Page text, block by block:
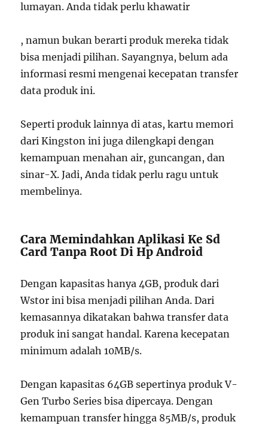
lumayan. Anda tidak perlu khawatir
, namun bukan berarti produk mereka tidak
bisa menjadi pilihan. Sayangnya, belum ada
informasi resmi mengenai kecepatan transfer
data produk ini.
Seperti produk lainnya di atas, kartu memori
dari Kingston ini juga dilengkapi dengan
kemampuan menahan air, guncangan, dan
sinar-X. Jadi, Anda tidak perlu ragu untuk
membelinya.
Cara Memindahkan Aplikasi Ke Sd
Card Tanpa Root Di Hp Android
Dengan kapasitas hanya 4GB, produk dari
Wstor ini bisa menjadi pilihan Anda. Dari
kemasannya dikatakan bahwa transfer data
produk ini sangat handal. Karena kecepatan
minimum adalah 10MB/s.
Dengan kapasitas 64GB sepertinya produk V-
Gen Turbo Series bisa dipercaya. Dengan
kemampuan transfer hingga 85MB/s, produk